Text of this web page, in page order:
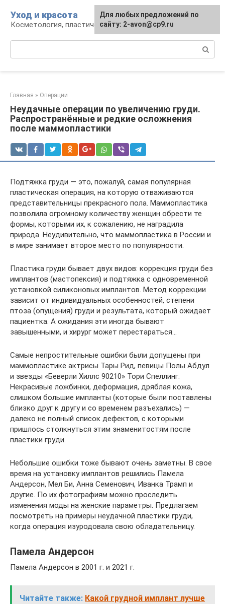
контенту
Уход и красота
Косметология, пластическая хирургия, уход
Главная » Операции
Неудачные операции по увеличению груди.
Распространённые и редкие осложнения
после маммопластики
Подтяжка груди — это, пожалуй, самая популярная
пластическая операция, на которую отваживаются
представительницы прекрасного пола. Маммопластика
позволила огромному количеству женщин обрести те
формы, которыми их, к сожалению, не наградила
природа. Неудивительно, что маммопластика в России и
в мире занимает второе место по популярности.
Пластика груди бывает двух видов: коррекция груди без
имплантов (мастопексия) и подтяжка с одновременной
установкой силиконовых имплантов. Метод коррекции
зависит от индивидуальных особенностей, степени
птоза (опущения) груди и результата, который ожидает
пациентка. А ожидания эти иногда бывают
завышенными, и хирург может перестараться…
Самые непростительные ошибки были допущены при
маммопластике актрисы Тары Рид, певицы Полы Абдул
и звезды «Беверли Хиллс 90210» Тори Спеллинг.
Некрасивые ложбинки, деформация, дряблая кожа,
слишком большие импланты (которые были поставлены
близко друг к другу и со временем разъехались) —
далеко не полный список дефектов, с которыми
пришлось столкнуться этим знаменитостям после
пластики груди.
Небольшие ошибки тоже бывают очень заметны. В свое
время на установку имплантов решились Памела
Андерсон, Мел Би, Анна Семенович, Иванка Трамп и
другие. По их фотографиям можно проследить
изменения моды на женские параметры. Предлагаем
посмотреть на примеры неудачной пластики груди,
когда операция изуродовала свою обладательницу.
Памела Андерсон
Памела Андерсон в 2001 г. и 2021 г.
Читайте также: Какой грудной имплант лучше
Для любых предложений по
сайту: 2-avon@cp9.ru